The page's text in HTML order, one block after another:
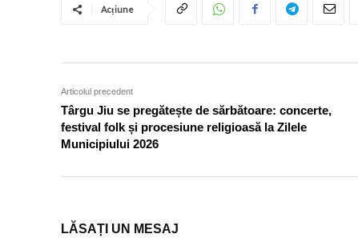
Acțiune
Articolul precedent
Târgu Jiu se pregătește de sărbătoare: concerte,
festival folk și procesiune religioasă la Zilele
Municipiului 2026
LĂSAȚI UN MESAJ